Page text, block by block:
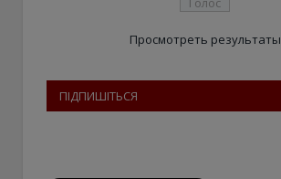
Просмотреть результаты
ПІДПИШІТЬСЯ